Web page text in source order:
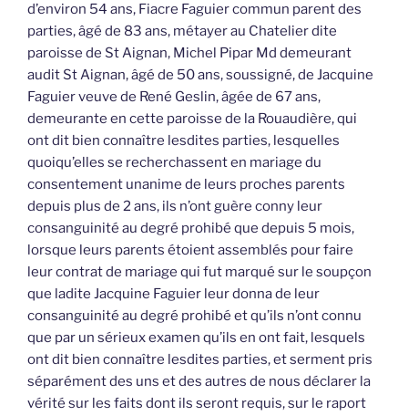
d’environ 54 ans, Fiacre Faguier commun parent des
parties, âgé de 83 ans, métayer au Chatelier dite
paroisse de St Aignan, Michel Pipar Md demeurant
audit St Aignan, âgé de 50 ans, soussigné, de Jacquine
Faguier veuve de René Geslin, âgée de 67 ans,
demeurante en cette paroisse de la Rouaudière, qui
ont dit bien connaître lesdites parties, lesquelles
quoiqu’elles se recherchassent en mariage du
consentement unanime de leurs proches parents
depuis plus de 2 ans, ils n’ont guère conny leur
consanguinité au degré prohibé que depuis 5 mois,
lorsque leurs parents étoient assemblés pour faire
leur contrat de mariage qui fut marqué sur le soupçon
que ladite Jacquine Faguier leur donna de leur
consanguinité au degré prohibé et qu’ils n’ont connu
que par un sérieux examen qu’ils en ont fait, lesquels
ont dit bien connaître lesdites parties, et serment pris
séparément des uns et des autres de nous déclarer la
vérité sur les faits dont ils seront requis, sur le raport